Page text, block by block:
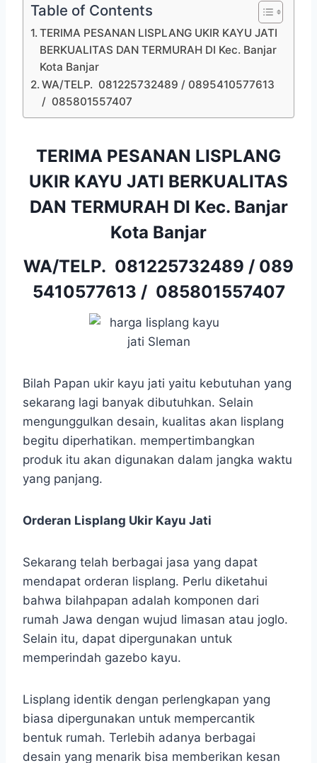
Table of Contents
TERIMA PESANAN LISPLANG UKIR KAYU JATI
BERKUALITAS DAN TERMURAH DI Kec. Banjar
Kota Banjar
WA/TELP. 081225732489 / 0895410577613
/ 085801557407
TERIMA PESANAN LISPLANG
UKIR KAYU JATI BERKUALITAS
DAN TERMURAH DI Kec. Banjar
Kota Banjar
WA/TELP. 081225732489 / 089
5410577613 / 085801557407
Bilah Papan ukir kayu jati yaitu kebutuhan yang
sekarang lagi banyak dibutuhkan. Selain
mengunggulkan desain, kualitas akan lisplang
begitu diperhatikan. mempertimbangkan
produk itu akan digunakan dalam jangka waktu
yang panjang.
Orderan Lisplang Ukir Kayu Jati
Sekarang telah berbagai jasa yang dapat
mendapat orderan lisplang. Perlu diketahui
bahwa bilahpapan adalah komponen dari
rumah Jawa dengan wujud limasan atau joglo.
Selain itu, dapat dipergunakan untuk
memperindah gazebo kayu.
Lisplang identik dengan perlengkapan yang
biasa dipergunakan untuk mempercantik
bentuk rumah. Terlebih adanya berbagai
desain yang menarik bisa memberikan kesan